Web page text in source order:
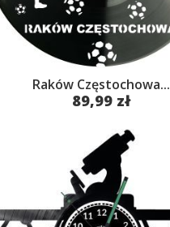
Raków Częstochowa...
89,99 zł